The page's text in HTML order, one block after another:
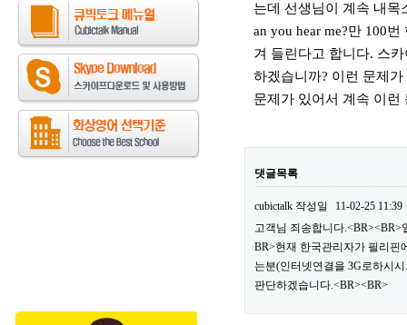
는데 선생님이 계속 내목
an you hear me?만 100
겨 들린다고 합니다. 스
하겠습니까? 이런 문제
문제가 있어서 계속 이런
댓글목록
cubictalk 작성일
11-02-25 11:39
고객님 죄송합니다
BR>현재 한국관리자가 필리핀
는분(인터넷연결을 3G로하시
판단하겠습니다.<BR><BR>